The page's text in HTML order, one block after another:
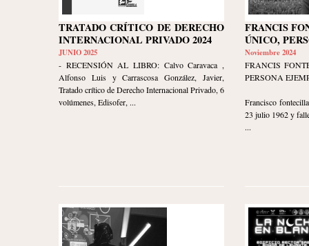
TRATADO CRÍTICO DE DERECHO
INTERNACIONAL PRIVADO 2024
JUNIO 2025
- RECENSIÓN AL LIBRO: Calvo Caravaca ,
Alfonso Luis y Carrascosa González, Javier,
Tratado crítico de Derecho Internacional Privado, 6
volúmenes, Edisofer, ...
FRANCIS
ÚNICO,
Noviembre 2024
FRANCIS
PERSONA
Francisco
23 julio 1962 y
...